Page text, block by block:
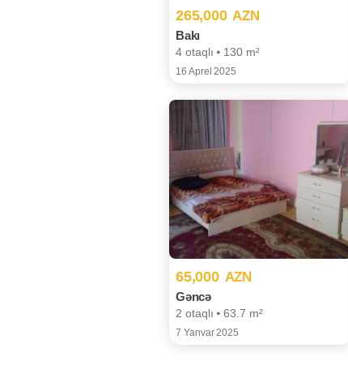
265,000 AZN
Bakı
4 otaqlı ⦁ 130 m²
16 Aprel 2025
65,000 AZN
Gəncə
2 otaqlı ⦁ 63.7 m²
7 Yanvar 2025